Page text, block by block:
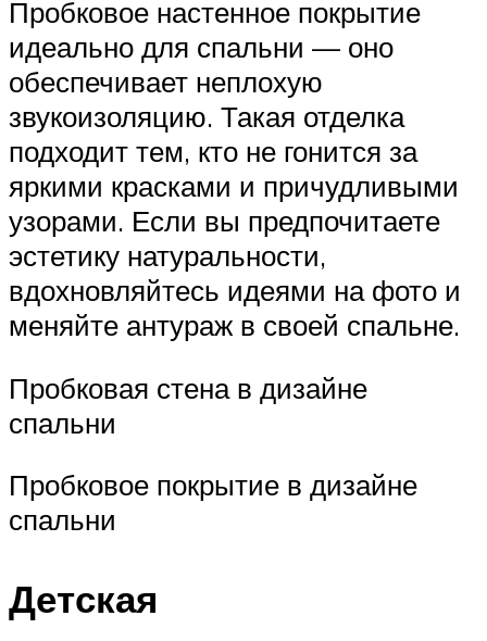
Пробковое настенное покрытие
идеально для спальни — оно
обеспечивает неплохую
звукоизоляцию. Такая отделка
подходит тем, кто не гонится за
яркими красками и причудливыми
узорами. Если вы предпочитаете
эстетику натуральности,
вдохновляйтесь идеями на фото и
меняйте антураж в своей спальне.
Пробковая стена в дизайне
спальни
Пробковое покрытие в дизайне
спальни
Детская